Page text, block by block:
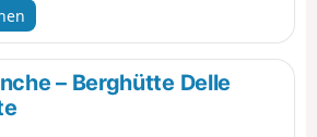
geführt wird, die das Geschäft
haben. Dort kann man
Zeit verbringen, während man
der Wanderung im Talgrund wartet.
– Berghütte Delle